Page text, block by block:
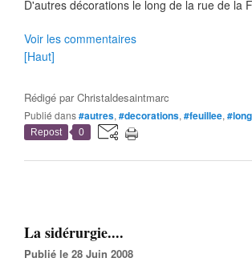
D'autres décorations le long de la rue de la
Voir les commentaires
[Haut]
Rédigé parChristaldesaintmarc
Publié dans#autres, #decorations, #feuillee, #long
Repost 0
La sidérurgie....
Publié le 28 Juin 2008